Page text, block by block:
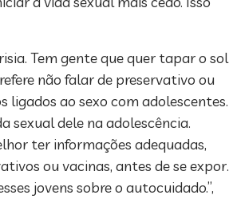
Tem gente que quer tapar o sol
não falar de preservativo ou
ligados ao sexo com adolescentes.
sexual dele na adolescência.
ter informações adequadas,
ou vacinas, antes de se expor.
jovens sobre o autocuidado.”,